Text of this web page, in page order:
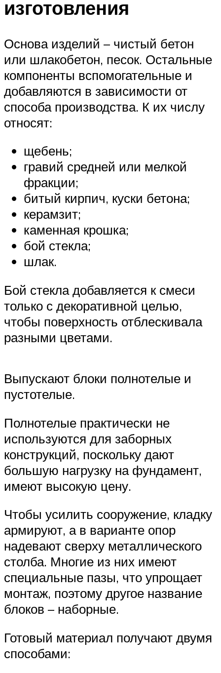
изготовления
Основа изделий – чистый бетон
или шлакобетон, песок. Остальные
компоненты вспомогательные и
добавляются в зависимости от
способа производства. К их числу
относят:
щебень;
гравий средней или мелкой
фракции;
битый кирпич, куски бетона;
керамзит;
каменная крошка;
бой стекла;
шлак.
Бой стекла добавляется к смеси
только с декоративной целью,
чтобы поверхность отблескивала
разными цветами.
Выпускают блоки полнотелые и
пустотелые.
Полнотелые практически не
используются для заборных
конструкций, поскольку дают
большую нагрузку на фундамент,
имеют высокую цену.
Чтобы усилить сооружение, кладку
армируют, а в варианте опор
надевают сверху металлического
столба. Многие из них имеют
специальные пазы, что упрощает
монтаж, поэтому другое название
блоков – наборные.
Готовый материал получают двумя
способами: